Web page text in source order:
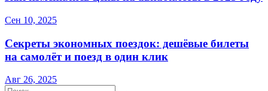
Сен 10, 2025
Секреты экономных поездок: дешёвые билеты
на самолёт и поезд в один клик
Авг 26, 2025